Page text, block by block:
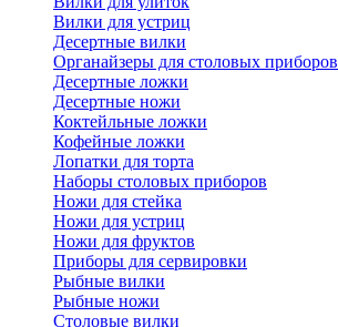
Вилки для устриц
Десертные вилки
Органайзеры для столовых приборов
Десертные ложки
Десертные ножи
Коктейльные ложки
Кофейные ложки
Лопатки для торта
Наборы столовых приборов
Ножи для стейка
Ножи для устриц
Ножи для фруктов
Приборы для сервировки
Рыбные вилки
Рыбные ножи
Столовые вилки